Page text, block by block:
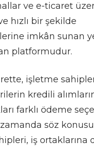
ve e-ticaret
hızlı bir şekilde
imkân sunan
platformudur.
işletme
kredili
farklı ödeme
söz
iş ortaklarına